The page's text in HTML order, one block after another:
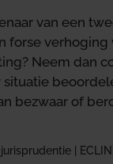
van een
forse verhoging
Neem dan
bezwaar of
|